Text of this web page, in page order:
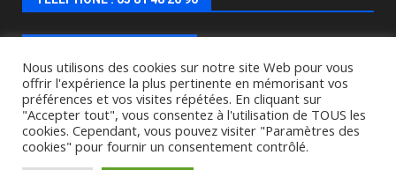
Lundi, mercredi, jeudi, vendredi de : 8h00 à 12h00 et
le Mardi de 9h00 à 12h00 et de 16h30 à 18h30.
Copyright © All rights reserved.
Nous utilisons des cookies sur notre site Web pour vous
offrir l'expérience la plus pertinente en mémorisant vos
préférences et vos visites répétées. En cliquant sur
"Accepter tout", vous consentez à l'utilisation de TOUS les
cookies. Cependant, vous pouvez visiter "Paramètres des
cookies" pour fournir un consentement contrôlé.